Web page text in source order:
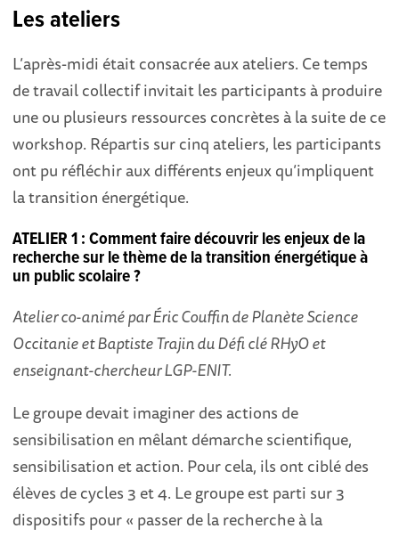
Lesateliers
L’après-midi était consacrée aux ateliers. Ce temps
de travail collectif invitait les participants à produire
une ou plusieurs ressources concrètes à la suite de ce
workshop. Répartis sur cinq ateliers, les participants
ont pu réfléchir aux différents enjeux qu’impliquent
la transition énergétique.
ATELIER 1 : Comment faire découvrir les enjeux de la
recherche sur le thème de la transition énergétique à
un public scolaire ?
Atelier co-animé par Éric Couffin de Planète Science
Occitanie et Baptiste Trajin du Défi clé RHyO et
enseignant-chercheur LGP-ENIT.
Le groupe devait imaginer des actions de
sensibilisation en mêlant démarche scientifique,
sensibilisation et action. Pour cela, ils ont ciblé des
élèves de cycles 3 et 4. Le groupe est parti sur 3
dispositifs pour « passer de la recherche à la